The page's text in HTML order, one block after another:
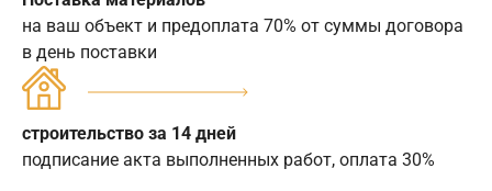
на ваш объект и предоплата 70% от суммы договора
в день поставки
строительство за 14 дней
подписание акта выполненных работ, оплата 30%